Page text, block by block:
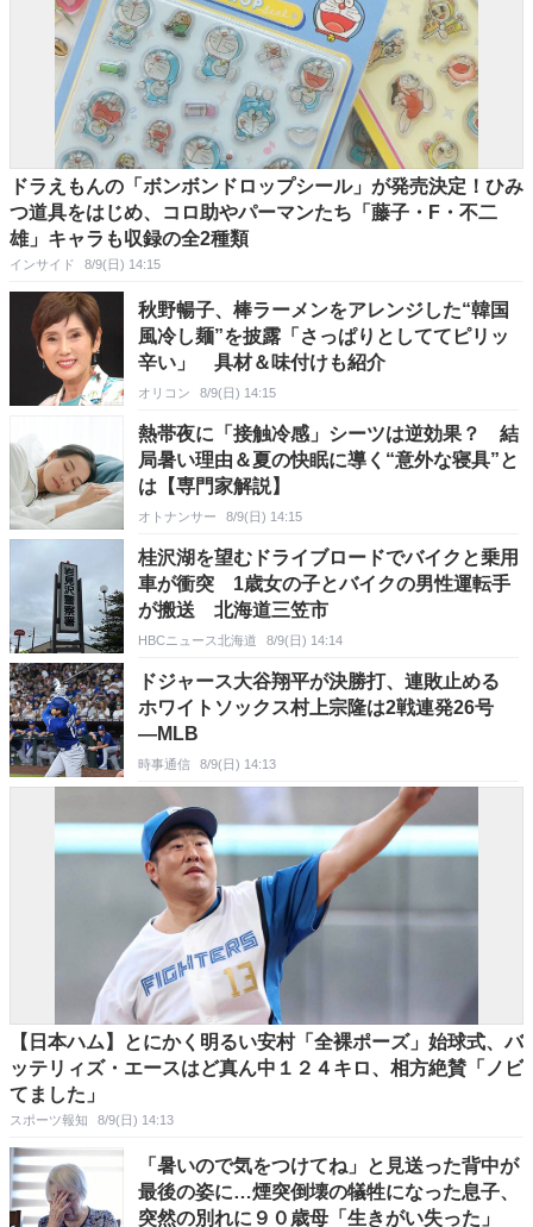
ドラえもんの「ボンボンドロップシール」が発売決定！ひみ
つ道具をはじめ、コロ助やパーマンたち「藤子・F・不二
雄」キャラも収録の全2種類
インサイド 8/9(日) 14:15
秋野暢子、棒ラーメンをアレンジした“韓国
風冷し麺”を披露「さっぱりとしててピリッ
辛い」 具材＆味付けも紹介
オリコン 8/9(日) 14:15
熱帯夜に「接触冷感」シーツは逆効果？ 結
局暑い理由＆夏の快眠に導く“意外な寝具”と
は【専門家解説】
オトナンサー 8/9(日) 14:15
桂沢湖を望むドライブロードでバイクと乗用
車が衝突 1歳女の子とバイクの男性運転手
が搬送 北海道三笠市
HBCニュース北海道 8/9(日) 14:14
ドジャース大谷翔平が決勝打、連敗止める
ホワイトソックス村上宗隆は2戦連発26号
―MLB
時事通信 8/9(日) 14:13
【日本ハム】とにかく明るい安村「全裸ポーズ」始球式、バ
ッテリィズ・エースはど真ん中１２４キロ、相方絶賛「ノビ
てました」
スポーツ報知 8/9(日) 14:13
「暑いので気をつけてね」と見送った背中が
最後の姿に…煙突倒壊の犠牲になった息子、
突然の別れに９０歳母「生きがい失った」